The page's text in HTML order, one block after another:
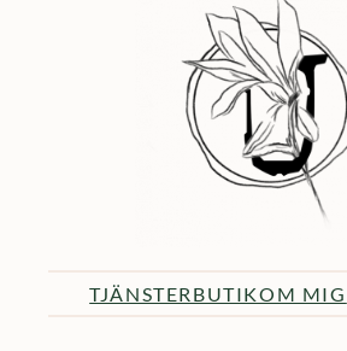
TJÄNSTER BUTIKOM MIG